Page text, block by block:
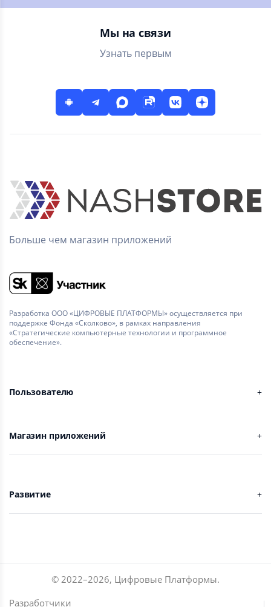
поминутной
соревнованиях по
Мы на связи
Узнать первым
Больше чем магазин приложений
Разработка ООО «ЦИФРОВЫЕ ПЛАТФОРМЫ» осуществляется при
поддержке Фонда «Сколково», в рамках направления
«Стратегические компьютерные технологии и программное
обеспечение».
Пользователю
Магазин приложений
Развитие
© 2022–2026, Цифровые Платформы.
Разработчики